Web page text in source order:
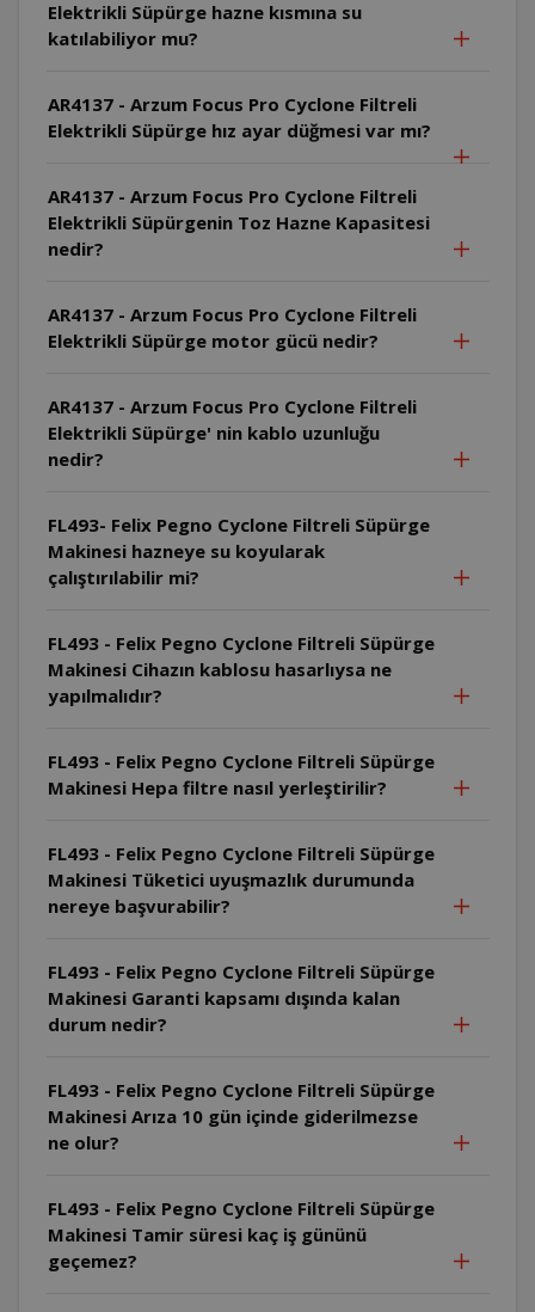
Elektrikli Süpürge hazne kısmına su
katılabiliyor mu?
AR4137 - Arzum Focus Pro Cyclone Filtreli
Elektrikli Süpürge hız ayar düğmesi var mı?
AR4137 - Arzum Focus Pro Cyclone Filtreli
Elektrikli Süpürgenin Toz Hazne Kapasitesi
nedir?
AR4137 - Arzum Focus Pro Cyclone Filtreli
Elektrikli Süpürge motor gücü nedir?
AR4137 - Arzum Focus Pro Cyclone Filtreli
Elektrikli Süpürge' nin kablo uzunluğu
nedir?
FL493- Felix Pegno Cyclone Filtreli Süpürge
Makinesi hazneye su koyularak
çalıştırılabilir mi?
FL493 - Felix Pegno Cyclone Filtreli Süpürge
Makinesi Cihazın kablosu hasarlıysa ne
yapılmalıdır?
FL493 - Felix Pegno Cyclone Filtreli Süpürge
Makinesi Hepa filtre nasıl yerleştirilir?
FL493 - Felix Pegno Cyclone Filtreli Süpürge
Makinesi Tüketici uyuşmazlık durumunda
nereye başvurabilir?
FL493 - Felix Pegno Cyclone Filtreli Süpürge
Makinesi Garanti kapsamı dışında kalan
durum nedir?
FL493 - Felix Pegno Cyclone Filtreli Süpürge
Makinesi Arıza 10 gün içinde giderilmezse
ne olur?
FL493 - Felix Pegno Cyclone Filtreli Süpürge
Makinesi Tamir süresi kaç iş gününü
geçemez?